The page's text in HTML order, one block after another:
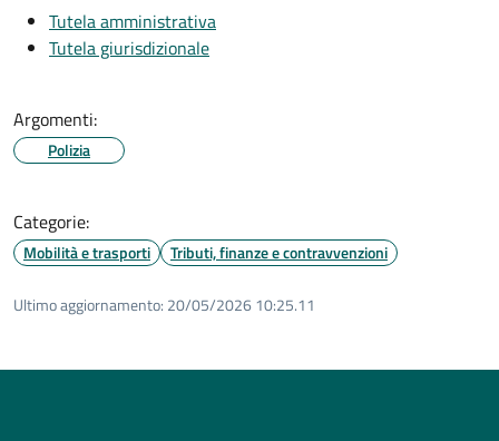
Tutela amministrativa
Tutela giurisdizionale
Argomenti:
Polizia
Categorie:
Mobilità e trasporti Tributi, finanze e contravvenzioni
Ultimo aggiornamento: 20/05/2026 10:25.11